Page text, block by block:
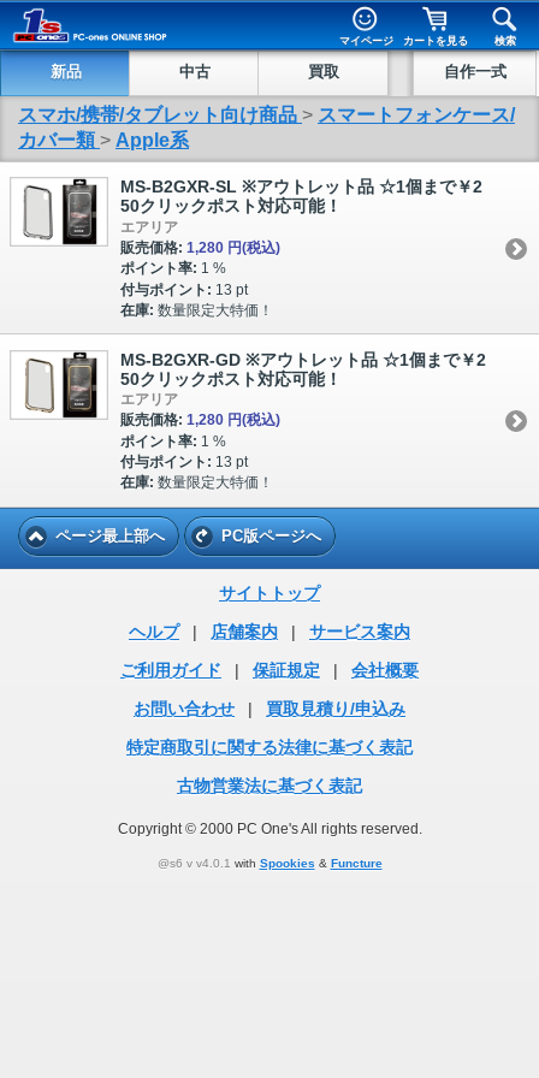
マイページ カートを見る 検索
新品 中古 買取 自作一式
スマホ/携帯/タブレット向け商品 > スマートフォンケース/
カバー類 > Apple系
MS-B2GXR-SL ※アウトレット品 ☆1個まで￥2
50クリックポスト対応可能！
エアリア
販売価格: 1,280 円(税込)
ポイント率: 1 %
付与ポイント: 13 pt
在庫: 数量限定大特価！
MS-B2GXR-GD ※アウトレット品 ☆1個まで￥2
50クリックポスト対応可能！
エアリア
販売価格: 1,280 円(税込)
ポイント率: 1 %
付与ポイント: 13 pt
在庫: 数量限定大特価！
ページ最上部へ PC版ページへ
サイトトップ
ヘルプ
| 店舗案内 |
サービス案内
ご利用ガイド
| 保証規定 |
会社概要
お問い合わせ
|
買取見積り/申込み
特定商取引に関する法律に基づく表記
古物営業法に基づく表記
Copyright © 2000 PC One's All rights reserved.
@s6 v v4.0.1 with Spookies & Functure